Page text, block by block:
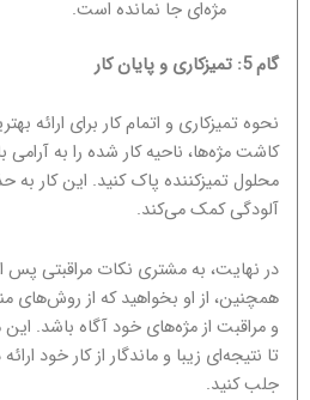
مژه‌ای جا نمانده است.
گام 5: تمیزکاری و پایان کار
نحوه تمیزکاری و اتمام کار برای ارائه
کاشت مژه‌ها، ناحیه کار شده را به
محلول تمیزکننده پاک کنید. این کار
آلودگی کمک می‌کند.
در نهایت، به مشتری نکات مراقبتی پس
همچنین، از او بخواهید که از
و مراقبت از مژه‌های خود آگاه باشد.
تا نتیجه‌ای زیبا و ماندگار از کار خود
جلب کنید.